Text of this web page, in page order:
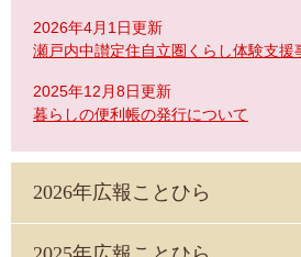
2026年4月1日更新
瀬戸内中讃定住自立圏くらし体験支援
2025年12月8日更新
暮らしの便利帳の発行について
2026年広報ことひら